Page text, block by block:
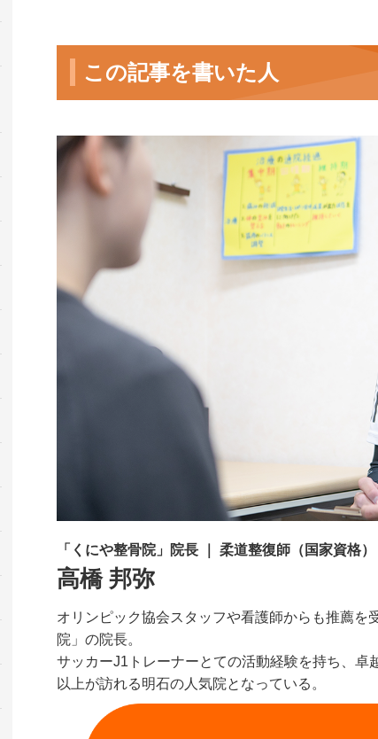
この記事を書いた人
「くにや整骨院」院長 ｜ 柔道整復師（国家資格）
高橋 邦弥
オリンピック協会スタッフや看護師からも推薦を
院」の院長。
サッカーJ1トレーナーとての活動経験を持ち、卓
以上が訪れる明石の人気院となっている。